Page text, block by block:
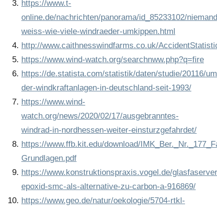
https://www.t-
online.de/nachrichten/panorama/id_85233102/
weiss-wie-viele-windraeder-umkippen.html
http://www.caithnesswindfarms.co.uk/
https://www.wind-watch.org/searchnww.php?q=fire
https://de.statista.com/statistik/daten/studie/20116/
der-windkraftanlagen-in-deutschland-seit-1993/
https://www.wind-
watch.org/news/2020/02/17/ausgebranntes-
windrad-in-nordhessen-weiter-einsturzgefahrdet/
https://www.ffb.kit.edu/download/
Grundlagen.pdf
https://www.konstruktionspraxis.vogel.de/
epoxid-smc-als-alternative-zu-carbon-a-916869/
https://www.geo.de/natur/oekologie/5704-rtkl-